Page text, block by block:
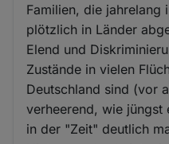
Familien, die jahrelang
plötzlich in Länder
Elend und
Zustände in vielen
Deutschland sind (vor
verheerend, wie jüngst
in der "Zeit" deutlich